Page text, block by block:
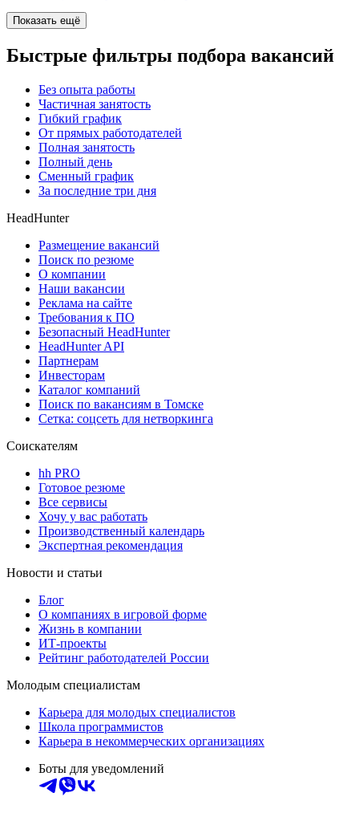
Показать ещё
Быстрые фильтры подбора вакансий
Без опыта работы
Частичная занятость
Гибкий график
От прямых работодателей
Полная занятость
Полный день
Сменный график
За последние три дня
HeadHunter
Размещение вакансий
Поиск по резюме
О компании
Наши вакансии
Реклама на сайте
Требования к ПО
Безопасный HeadHunter
HeadHunter API
Партнерам
Инвесторам
Каталог компаний
Поиск по вакансиям в Томске
Сетка: соцсеть для нетворкинга
Соискателям
hh PRO
Готовое резюме
Все сервисы
Хочу у вас работать
Производственный календарь
Экспертная рекомендация
Новости и статьи
Блог
О компаниях в игровой форме
Жизнь в компании
ИТ-проекты
Рейтинг работодателей России
Молодым специалистам
Карьера для молодых специалистов
Школа программистов
Карьера в некоммерческих организациях
Боты для уведомлений